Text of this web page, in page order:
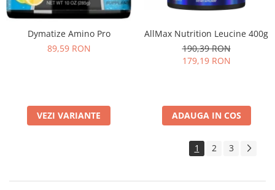
Dymatize Amino Pro
89,59 RON
VEZI VARIANTE
AllMax Nutrition Leucine 400g
190,39 RON
179,19 RON
ADAUGA IN COS
1 2 3